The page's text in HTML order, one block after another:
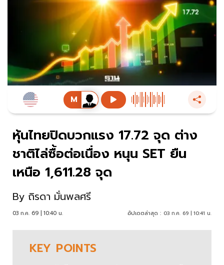
หุ้นไทยปิดบวกแรง 17.72 จุด ต่าง
ชาติไล่ซื้อต่อเนื่อง หนุน SET ยืน
เหนือ 1,611.28 จุด
By ถิรดา มั่นพลศรี
03 ก.ค. 69 | 10:40 น. อัปเดตล่าสุด : 03 ก.ค. 69 | 10:41 น.
KEY POINTS